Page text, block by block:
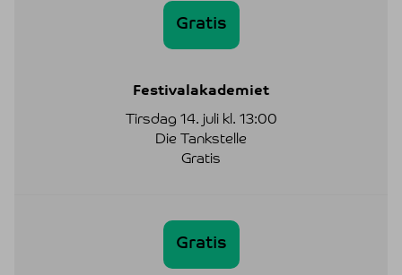
Gratis
Festivalakademiet
Tirsdag 14. juli kl. 13:00
Die Tankstelle
Gratis
Gratis